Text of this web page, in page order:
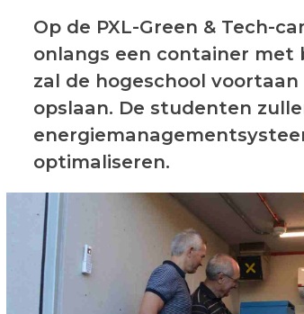
Op de PXL-Green & Tech-
onlangs een container met
zal de hogeschool
opslaan. De studenten
optimaliseren.